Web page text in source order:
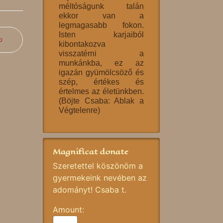
méltóságunk talán
ekkor van a
legmagasabb fokon.
Isten karjaiból
kibontakozva
visszatérni a
munkánkba, ez az
igazán gyümölcsöző és
szép, értékes és
értelmes az életünkben.
(Böjte Csaba: Ablak a
Végtelenre)
Magnificat donate
Szeretettel köszönöm a
gyermekeink nevében az
adományt! Csaba t.
Amount: